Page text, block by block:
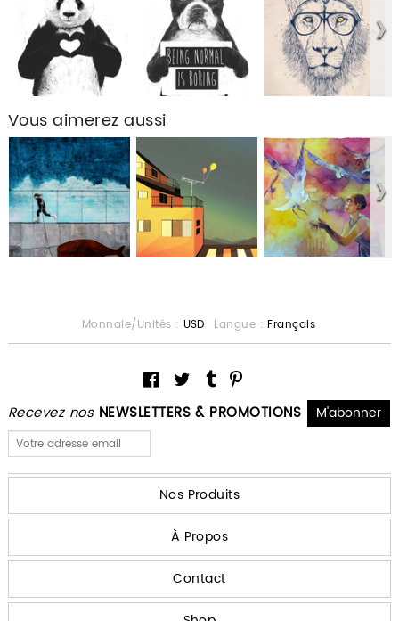
Vous aimerez aussi
Recevez nos NEWSLETTERS & PROMOTIONS
Monnaie/Unités : USD Langue : Français
Nos Produits
À Propos
Contact